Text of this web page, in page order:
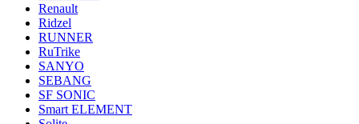
Renault
Ridzel
RUNNER
RuTrike
SANYO
SEBANG
SF SONIC
Smart ELEMENT